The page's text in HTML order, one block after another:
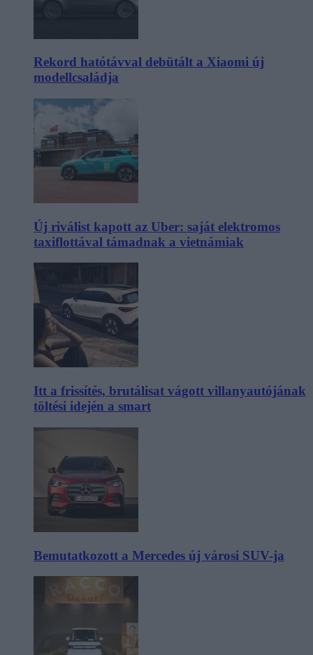
Rekord hatótávval debütált a Xiaomi új
modellcsaládja
Új riválist kapott az Uber: saját elektromos
taxiflottával támadnak a vietnámiak
Itt a frissítés, brutálisat vágott villanyautójának
töltési idején a smart
Bemutatkozott a Mercedes új városi SUV-ja